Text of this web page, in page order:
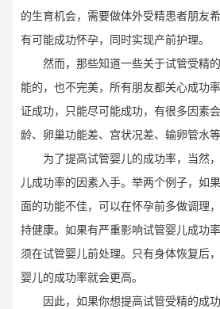
的生育机会，需要做体外受精患者朋友
有可能成功怀孕，同时实现产前护理。
然而，那些知道一些关于试管受精的
能的，也不完美，所有朋友都关心成功
证成功，只能尽可能成功，有很多因素
龄、卵巢功能差、宫状况差、输卵管水等
为了提高试管婴儿的成功率，当然，
儿成功率的因素入手。举两个例子，如
面的功能不佳，可以在怀孕前多做调理
持健康。如果有严重影响试管婴儿成功
须在试管婴儿前处理。只有身体恢复后
婴儿的成功率就会更高。
因此，如果你想提高试管受精的成功